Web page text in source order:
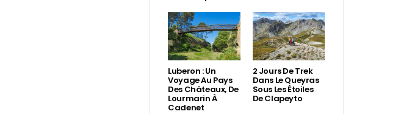
Luberon : Un
Voyage Au Pays
Des Châteaux, De
Lourmarin À
Cadenet
2 Jours De Trek
Dans Le Queyras
Sous Les Étoiles
De Clapeyto